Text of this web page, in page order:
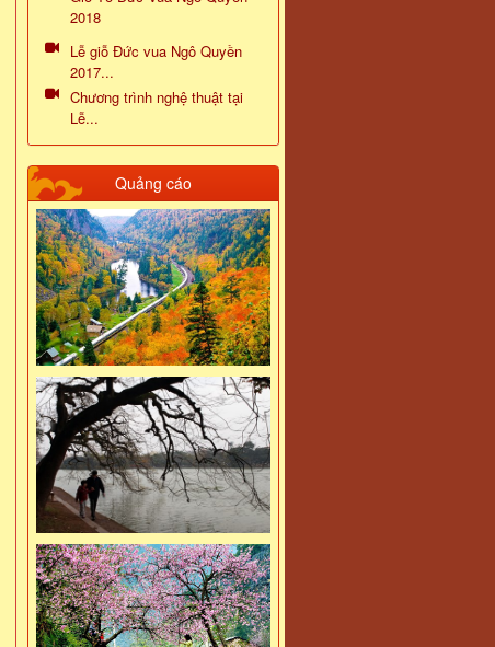
2018
Lễ giỗ Đức vua Ngô Quyền
2017...
Chương trình nghệ thuật tại
Lễ...
Quảng cáo